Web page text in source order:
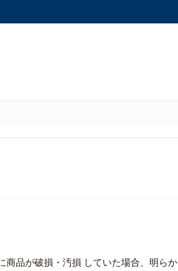
商品が破損・汚損 していた場合、明らか